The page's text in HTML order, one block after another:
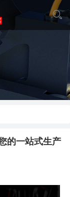
的一站式生产